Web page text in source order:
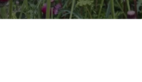
行